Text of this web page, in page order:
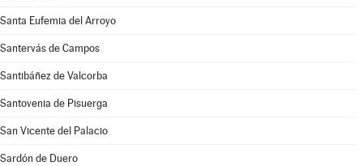
Santa Eufemia del Arroyo
Santervás de Campos
Santibáñez de Valcorba
Santovenia de Pisuerga
San Vicente del Palacio
Sardón de Duero